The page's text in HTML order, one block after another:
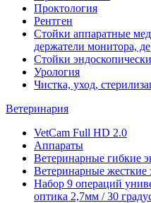
Проктология
Рентген
Стойки аппаратные
держатели монитора,
Стойки
Урология
Чистка, уход,
Ветеринария
VetCam Full HD 2.0
Аппараты
Ветеринарные гибкие
Ветеринарные жесткие
Набор 9 операций
оптика 2,7мм / 30